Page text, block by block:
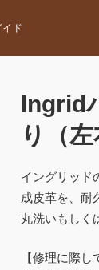
ド
Ingrid
り（左
イングリッド
成皮革を、耐
丸洗いもしく
【修理に際し